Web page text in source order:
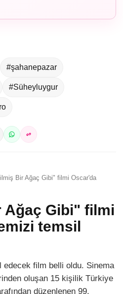
#şahanepazar
#Süheyluygur
Bir Ağaç Gibi" filmi Oscar'da
Gibi" filmi
temsil
edecek film belli oldu. Sinema
oluşan 15 kişilik Türkiye
düzenlenen 99.